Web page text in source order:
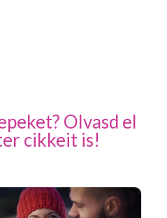
Olvasd el
cikkeit is!